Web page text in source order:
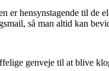
er hensynstagende til
så man altid kan
genveje til at blive